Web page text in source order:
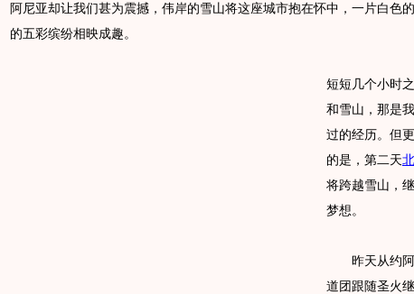
阿尼亚却让我们甚为震撼，伟岸的雪山将这座城市抱在怀中，一片白色
的五彩缤纷相映成趣。
短短几个小时
和雪山，那是
过的经历。但
的是，第二天
将跨越雪山，
梦想。
昨天从约阿
道团跟随圣火